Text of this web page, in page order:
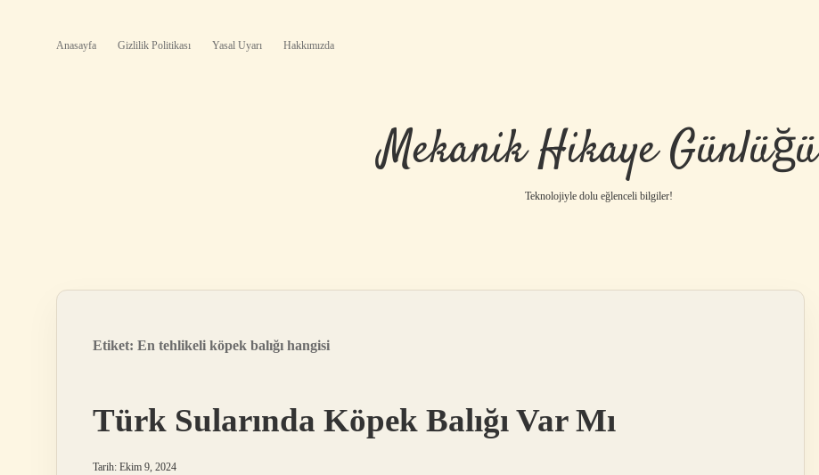
Anasayfa Gizlilik Politikası Yasal Uyarı Hakkımızda
Mekanik Hikaye Günlüğü
Teknolojiyle dolu eğlenceli bilgiler!
Etiket: En tehlikeli köpek balığı hangisi
Türk Sularında Köpek Balığı Var Mı
Tarih: Ekim 9, 2024